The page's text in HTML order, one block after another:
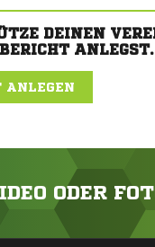
DEINEN
ANLEGST.
ANLEGEN
ODER